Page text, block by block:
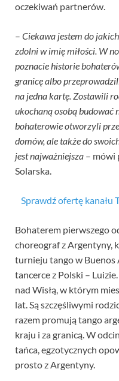
oczekiwań partnerów.
– Ciekawa jestem do
zdolni w imię miłości. W
poznacie historie
granicę albo
na jedna kartę. Zostawili
ukochaną osobą budować
bohaterowie otworzyli
domów, ale także do
jest najważniejsza – mówi
Solarska.
Sprawdź ofertę kanału
Bohaterem pierwszego
choreograf z Argentyny,
turnieju tango w Buenos
tancerce z Polski –
nad Wisłą, w którym
lat. Są szczęśliwymi
razem promują tango
kraju i za granicą. W
tańca, egzotycznych
prosto z Argentyny.